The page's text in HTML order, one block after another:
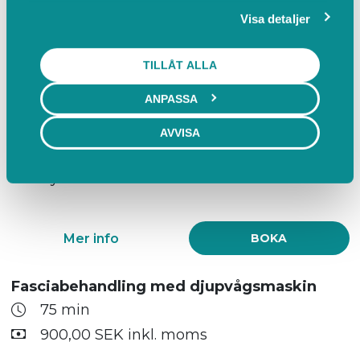
Visa detaljer
TILLÅT ALLA
ANPASSA
AVVISA
optimerade för att öka flödet av vätska i
vävnaden vilket återställer vätskebalansen
och hjälper utbytet av näringsämnen och
slaggutförsel i de nätverk av fascia som finns
genom hela kroppen. Maskinens vibrationer
ger alltså en djupt avslappnande inverkan
BOKA
Mer info
Fasciabehandling med djupvågsmaskin
75 min
900,00 SEK inkl. moms